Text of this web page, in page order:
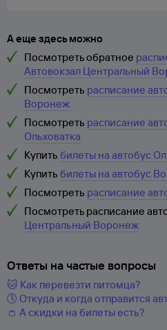
А еще здесь можно
Посмотреть обратное
Автовокзал Центральный
Посмотреть расписание
Воронеж
Посмотреть расписание
Ольховатка
Купить билеты на автобус
Купить билеты на автобус
Посмотреть расписание
Посмотреть расписание
Центральный Воронеж
Ответы на частые вопросы
🐱 Как перевезти питомца?
🕔 Откуда и когда отправится
👛 А скидки на билеты есть?